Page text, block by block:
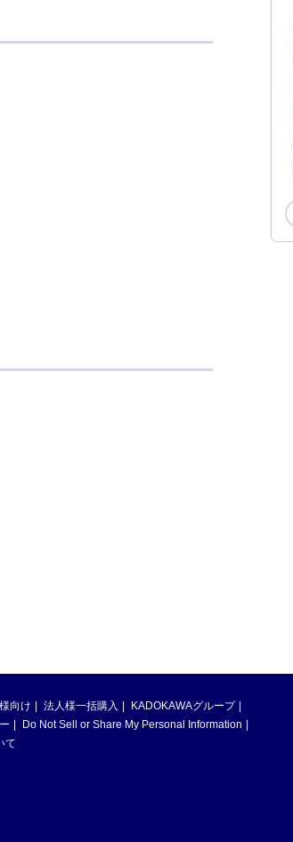
向け 法人様一括購入
KADOKAWAグループ
Do Not Sell or Share My Personal Information
て